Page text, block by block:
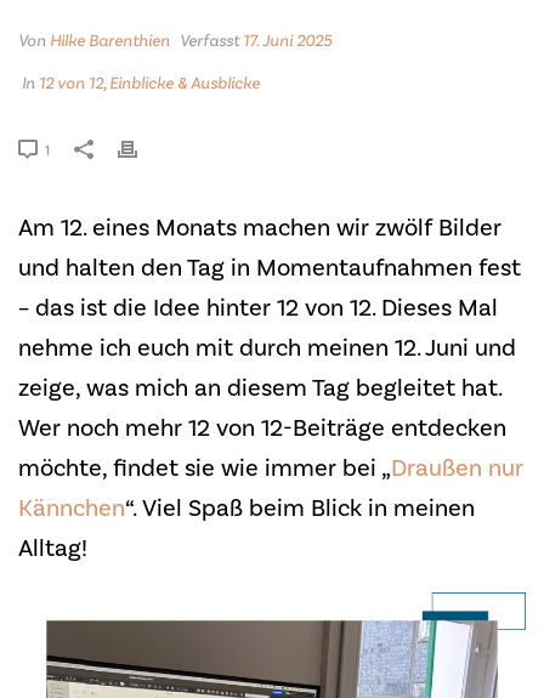
Von Hilke Barenthien Verfasst17. Juni 2025
In 12 von 12,Einblicke & Ausblicke
1
Am 12. eines Monats machen wir zwölf Bilder
und halten den Tag in Momentaufnahmen fest
– das ist die Idee hinter 12 von 12. Dieses Mal
nehme ich euch mit durch meinen 12. Juni und
zeige, was mich an diesem Tag begleitet hat.
Wer noch mehr 12 von 12-Beiträge entdecken
möchte, findet sie wie immer bei „Draußen nur
Kännchen“. Viel Spaß beim Blick in meinen
Alltag!